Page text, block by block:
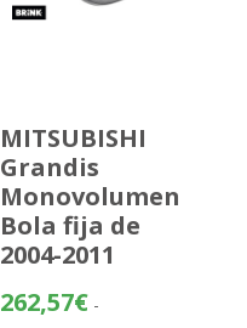
MITSUBISHI
Grandis
Monovolumen
Bola fija de
2004-2011
262,57€ -